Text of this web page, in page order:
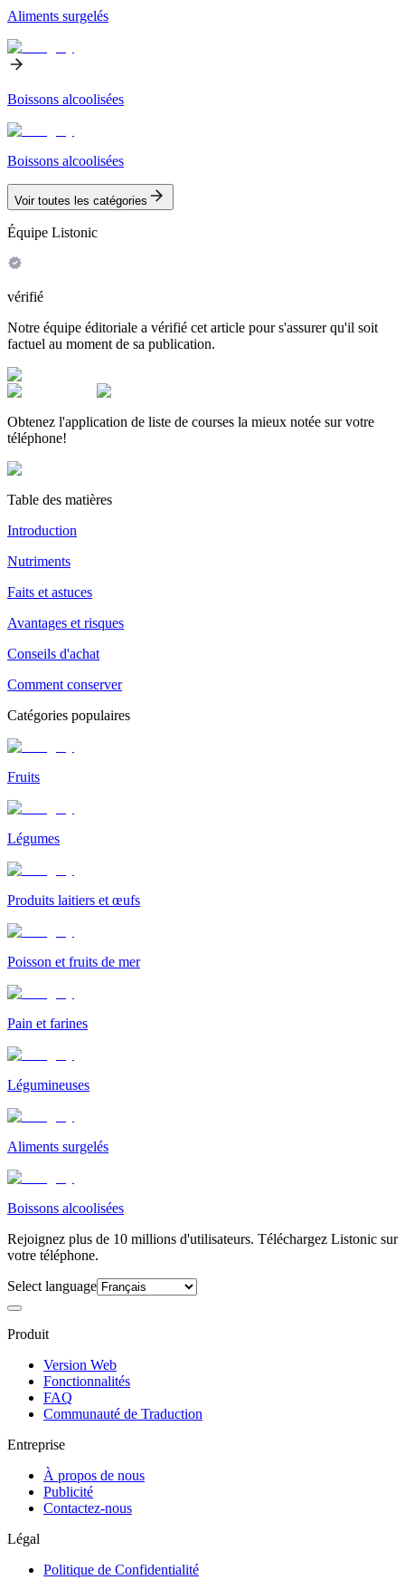
Aliments surgelés
Boissons alcoolisées
Boissons alcoolisées
Voir toutes les catégories
Équipe Listonic
vérifié
Notre équipe éditoriale a vérifié cet article pour s'assurer qu'il soit
factuel au moment de sa publication.
Obtenez l'application de liste de courses la mieux notée sur votre
téléphone!
Table des matières
Introduction
Nutriments
Faits et astuces
Avantages et risques
Conseils d'achat
Comment conserver
Catégories populaires
Fruits
Légumes
Produits laitiers et œufs
Poisson et fruits de mer
Pain et farines
Légumineuses
Aliments surgelés
Boissons alcoolisées
Rejoignez plus de 10 millions d'utilisateurs. Téléchargez Listonic sur
votre téléphone.
Select language
Produit
Version Web
Fonctionnalités
FAQ
Communauté de Traduction
Entreprise
À propos de nous
Publicité
Contactez-nous
Légal
Politique de Confidentialité